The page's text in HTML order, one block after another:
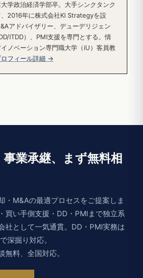
学政治経済学部卒。大手シンクタンク
、2016年に株式会社KI Strategyを設
アドバイザリー、デューデリジェン
ITDD）、PMI支援を専門とする。情
ノベーション専門職大学（iU）客員教
ロフィール詳細 →
業承継、まず無料相
・M&Aの最適プロセスをご提案しま
買い手側支援・DD・PMIまで独立系
社として一気通貫。DD・PMI実務は
深掘り対応。
無料、全国対応。